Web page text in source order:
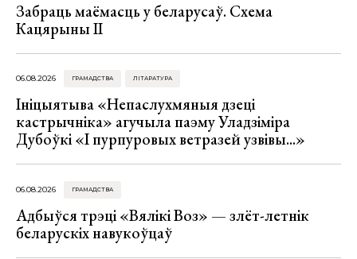
Забраць маёмасць у беларусаў. Схема
Кацярыны ІІ
06.08.2026 ГРАМАДСТВА ЛІТАРАТУРА
Ініцыятыва «Непаслухмяныя дзеці
кастрычніка» агучыла паэму Уладзіміра
Дубоўкі «І пурпуровых ветразей узвівы...»
06.08.2026 ГРАМАДСТВА
Адбыўся трэці «Вялікі Воз» — злёт-летнік
беларускіх навукоўцаў